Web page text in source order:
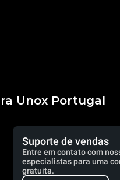
Unox Portugal
Suporte de vendas
Entre em contato com
especialistas para uma
gratuita.